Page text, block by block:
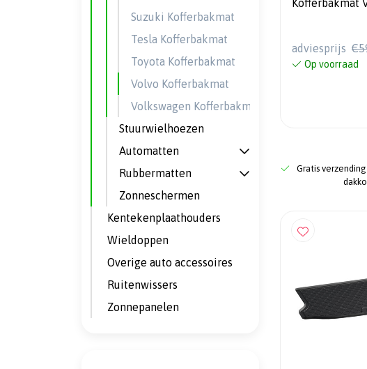
Kofferbakmat
adviesprijs
Op voorraad
Gratis
Suzuki Kofferbakmat
Tesla Kofferbakmat
Toyota Kofferbakmat
Volvo Kofferbakmat
Volkswagen Kofferbakmat
Stuurwielhoezen
Automatten
Rubbermatten
Zonneschermen
Kentekenplaathouders
Wieldoppen
Overige auto accessoires
Ruitenwissers
Zonnepanelen